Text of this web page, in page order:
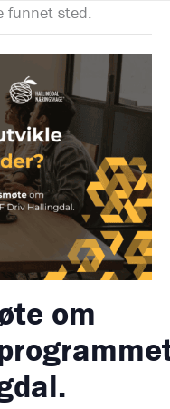
funnet sted.
om